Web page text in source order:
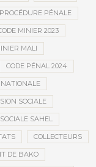
PÉNALE
MINIER 2023
MALI
CODE PÉNAL 2024
SOCIALE
SAHEL
COLLECTEURS
DE BAKO